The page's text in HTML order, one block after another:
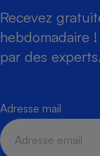
Recevez
hebdomadaire
par des experts.
Adresse mail